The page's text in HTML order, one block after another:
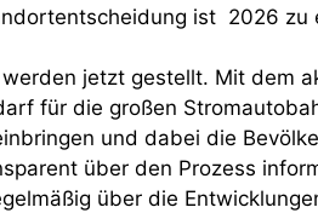
ist 2026 zu
jetzt gestellt. Mit dem
für die großen
und dabei die
über den Prozess
über die